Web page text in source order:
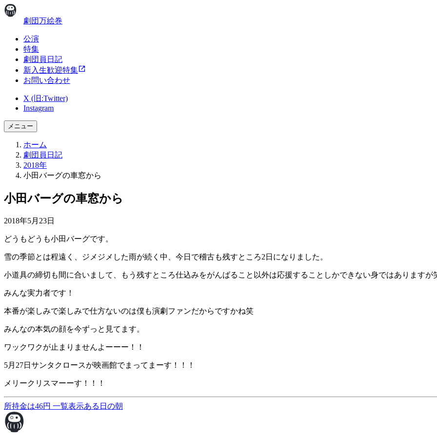
劇団万絵巻
公演
特集
劇団員日記
新入生歓迎特集
お問い合わせ
X (旧:Twitter)
Instagram
メニュー
ホーム
劇団員日記
2018年
小田バーグの車窓から
小田バーグの車窓から
2018年5月23日
どうもどうも小田バーグです。
雪の季節とは程遠く、ジメジメした雨が続く中、今日で稽古も残すところ2日になりました。
小道具の締切も間に合いまして、もう残すところ仕込みをがんばること以外は応援することしかできない身ではありますが
みんな実力者です！
本番が楽しみで楽しみで仕方ないのは僕も演劇ファンだからですかね笑
みんなの本気の顔を今ずっと見てます。
ワックワクが止まりませんよーーー！！
5月27日サンタクロースが映画館でまってまーす！！！
メリークリスマーーす！！！
所持金は46円 一覧表示ある日の朝